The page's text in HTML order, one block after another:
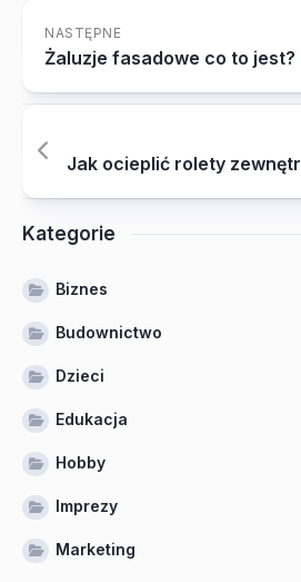
NASTĘPNE
Żaluzje fasadowe co to jest?
Jak ocieplić rolety
Kategorie
Biznes
Budownictwo
Dzieci
Edukacja
Hobby
Imprezy
Marketing